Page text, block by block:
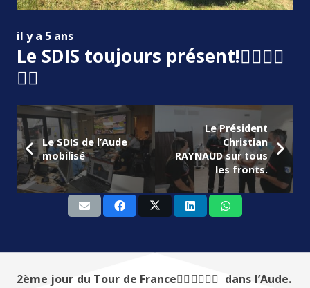
il y a 5 ans
Le SDIS toujours présent!🚴‍♀️🚴‍♂️
🚴‍♀️
Le SDIS de l’Aude
mobilisé
Le Président
Christian
RAYNAUD sur tous
les fronts.
2ème jour du Tour de France🚴‍♀️🚴‍♂️🚴‍♀️ dans l’Aude.